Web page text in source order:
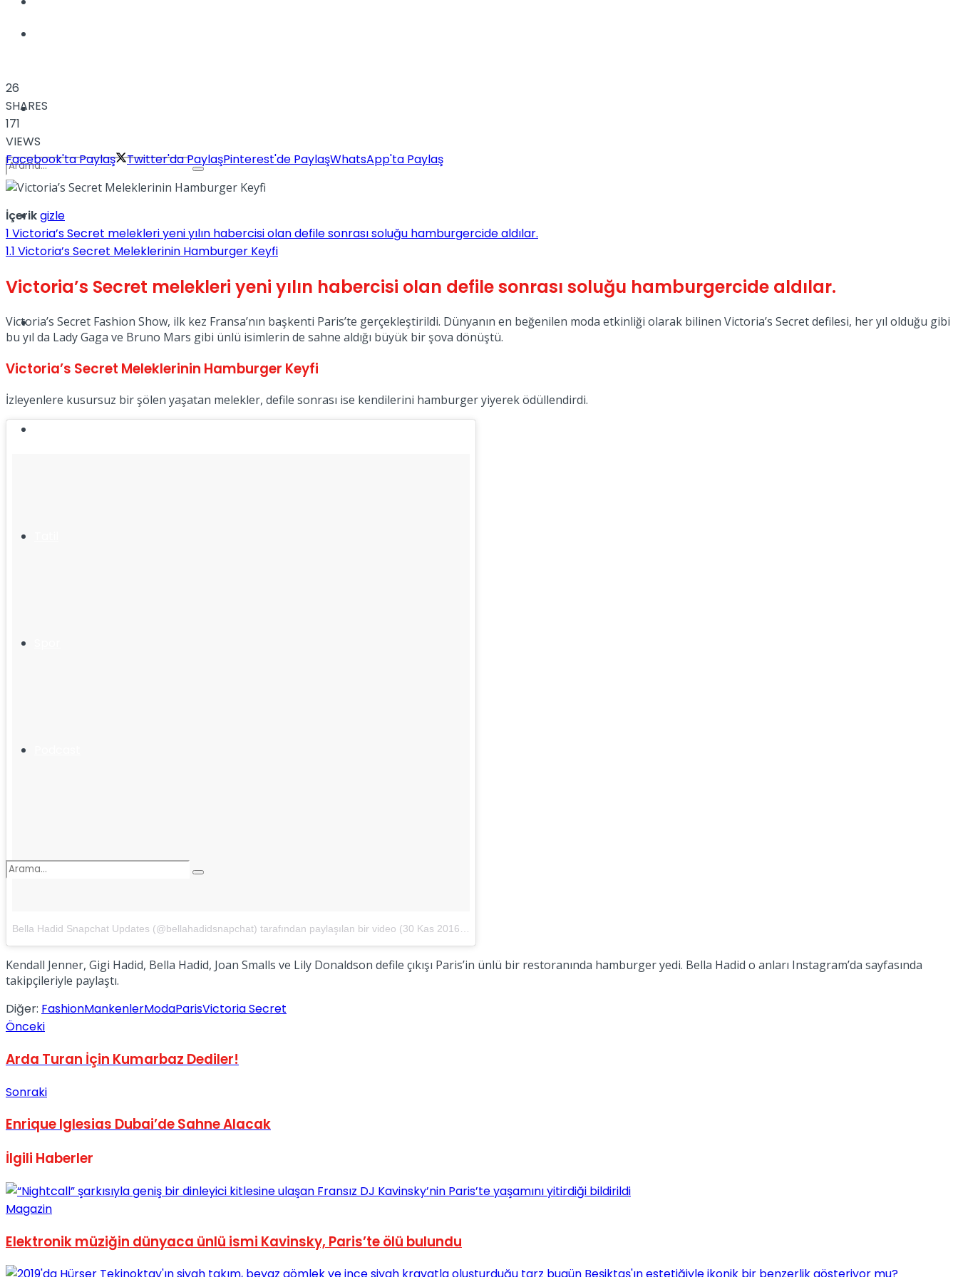
Dünya
Türkiye
Müzik
No Result
No Result
View All Result
26
SHARES
171
VIEWS
Facebook'ta Paylaş
Twitter'da PaylaşPinterest'de PaylaşWhatsApp'ta Paylaş
İçerikgizle
1 Victoria’s Secret melekleri yeni yılın habercisi olan defile sonrası soluğu hamburgercide aldılar.
1.1 Victoria’s Secret Meleklerinin Hamburger Keyfi
Victoria’s Secret melekleri yeni yılın habercisi olan defile sonrası soluğu hamburgercide aldılar.
Victoria’s Secret Fashion Show, ilk kez Fransa’nın başkenti Paris’te gerçekleştirildi. Dünyanın en beğenilen moda etkinliği olarak bilinen Victoria’s Secret defilesi, her yıl olduğu gibi
bu yıl da Lady Gaga ve Bruno Mars gibi ünlü isimlerin de sahne aldığı büyük bir şova dönüştü.
Victoria’s Secret Meleklerinin Hamburger Keyfi
İzleyenlere kusursuz bir şölen yaşatan melekler, defile sonrası ise kendilerini hamburger yiyerek ödüllendirdi.
Bella Hadid Snapchat Updates (@bellahadidsnapchat) tarafından paylaşılan bir video (30 Kas 2016, 17:44 PST
Kendall Jenner, Gigi Hadid, Bella Hadid, Joan Smalls ve Lily Donaldson defile çıkışı Paris’in ünlü bir restoranında hamburger yedi. Bella Hadid o anları Instagram’da sayfasında
takipçileriyle paylaştı.
Diğer: FashionMankenlerModaParisVictoria Secret
Önceki
Arda Turan İçin Kumarbaz Dediler!
Sonraki
Enrique Iglesias Dubai’de Sahne Alacak
İlgili Haberler
Magazin
Elektronik müziğin dünyaca ünlü ismi Kavinsky, Paris’te ölü bulundu